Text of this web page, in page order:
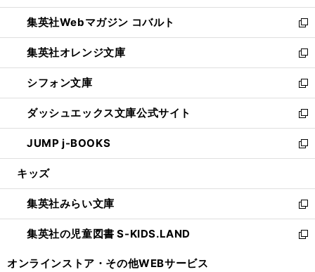
開
く
ウ
で
開
く
ン
ド
ウ
で
開
く
ウ
ィ
ン
ド
ウ
で
開
く
集英社Webマガジン コバルト
新
し
い
ウ
ィ
ン
ド
ウ
で
開
集英社オレンジ文庫
新
し
い
ウ
ィ
ン
ド
ウ
開
く
シフォン文庫
新
し
い
ウ
ィ
ン
ウ
で
開
く
ダッシュエックス文庫公式サイト
新
し
い
ウ
ン
ド
ウ
で
JUMP j-BOOKS
新
し
ウ
ィ
ン
ド
キッズ
集英社みらい文庫
新
し
い
集英社の児童図書 S-KIDS.LAND
新
オンラインストア・ その他WEBサービス